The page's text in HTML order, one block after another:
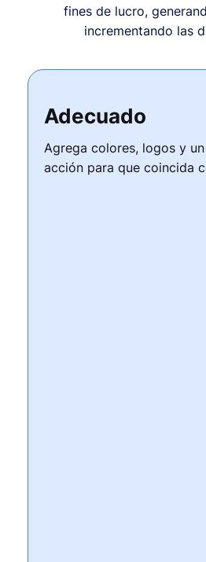
fines de lucro,
incrementando las
Adecuado
Agrega colores, logos y
acción para que coincida